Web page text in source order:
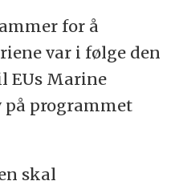
for å
var i følge den
EUs Marine
programmet
skal